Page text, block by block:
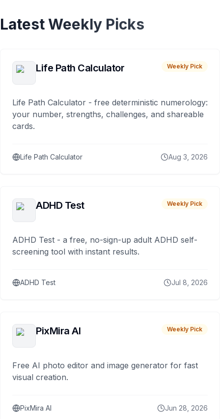
Latest Weekly Picks
Life Path Calculator Weekly Pick
Life Path Calculator - free deterministic numerology:
your number, strengths, challenges, and shareable
cards.
Life Path Calculator Aug 3, 2026
ADHD Test Weekly Pick
ADHD Test - a free, no-sign-up adult ADHD self-
screening tool with instant results.
ADHD Test Jul 8, 2026
PixMira AI Weekly Pick
Free AI photo editor and image generator for fast
visual creation.
PixMira AI Jun 28, 2026